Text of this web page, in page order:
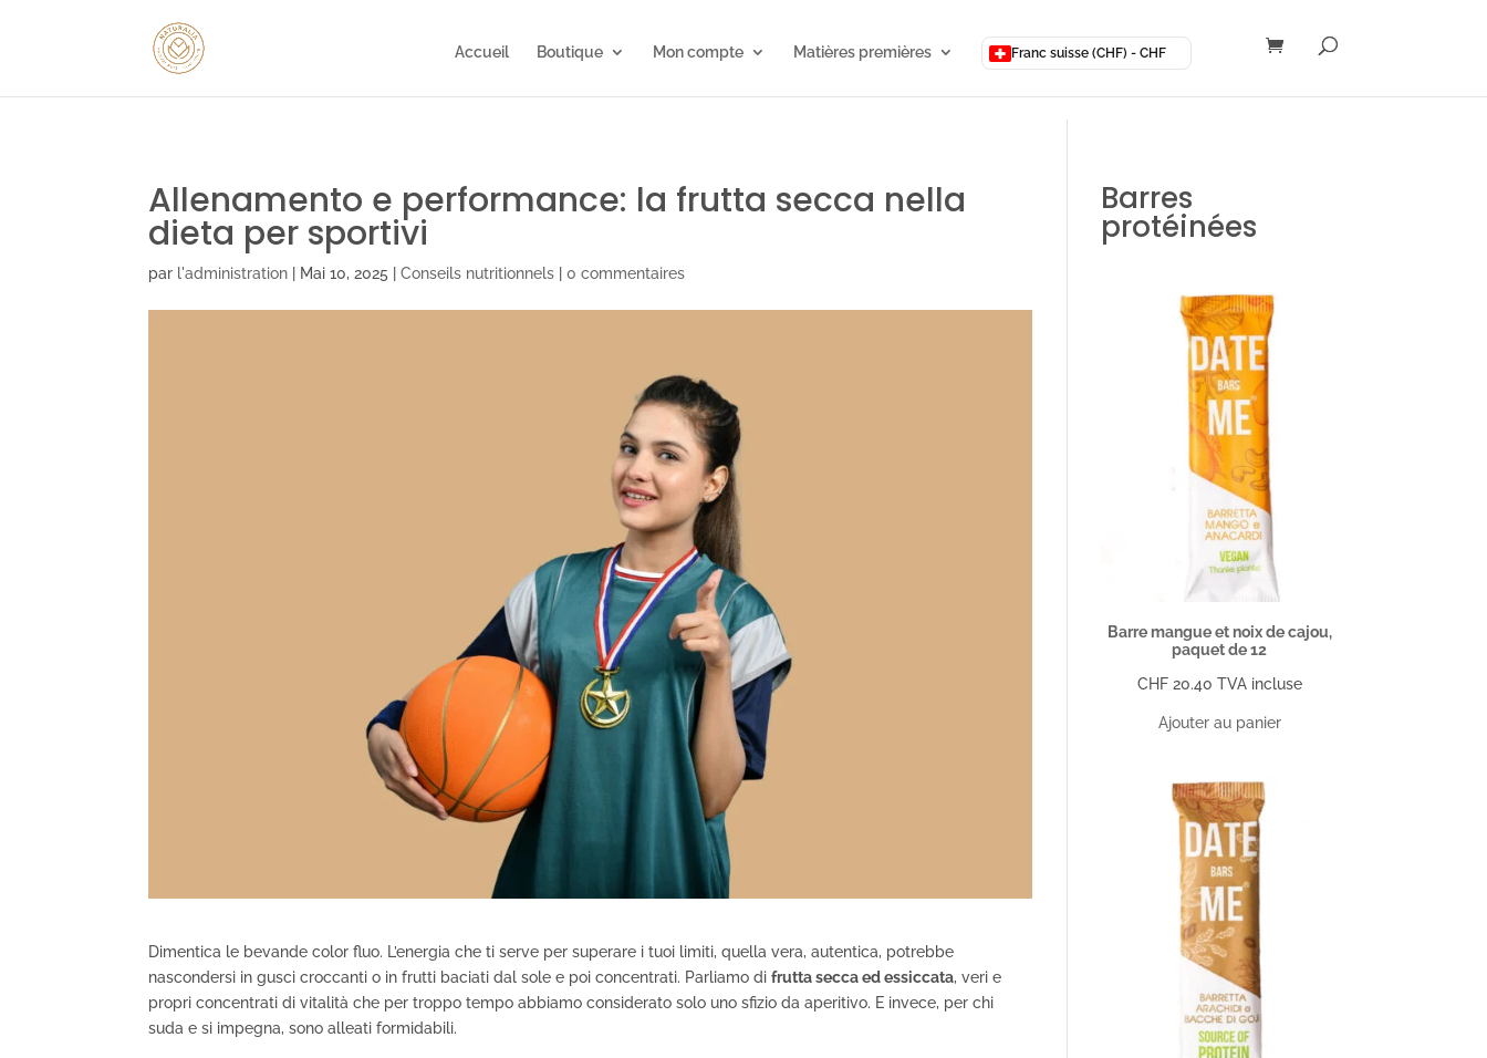
Accueil Boutique Mon compte Matières premières Franc suisse (CHF) - CHF
Allenamento e performance: la frutta secca nella
dieta per sportivi
par l'administration Mai 10, 2025 |Conseils nutritionnels |0 commentaires
Dimentica le bevande color fluo. L’energia che ti serve per superare i tuoi limiti, quella vera, autentica, potrebbe
nascondersi in gusci croccanti o in frutti baciati dal sole e poi concentrati. Parliamo difrutta secca ed essiccata, veri e
propri concentrati di vitalità che per troppo tempo abbiamo considerato solo uno sfizio da aperitivo. E invece, per chi
suda e si impegna, sono alleati formidabili.
Barres
protéinées
Barre mangue et noix de cajou,
paquet de 12
CHF20.40 TVA incluse
Ajouter au panier